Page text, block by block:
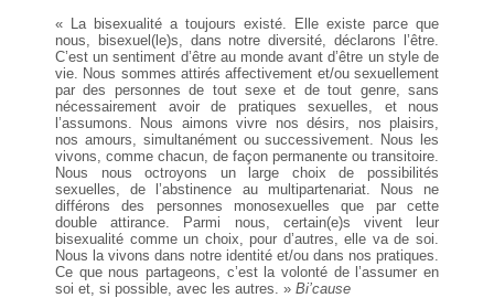
« La bisexualité a toujours existé. Elle existe parce que
nous, bisexuel(le)s, dans notre diversité, déclarons l’être.
C’est un sentiment d’être au monde avant d’être un stylede
vie. Nous sommes attirés affectivement et/ou sexuellement
par des personnes de tout sexe et de tout genre,
sans
nécessairement avoir de pratiques sexuelles, et nous
l’assumons. Nous aimons vivre nos désirs, nos plaisirs,
nos amours, simultanément ou successivement. Nous les
vivons, comme chacun, de façon permanente ou transitoire.
Nous nous octroyons un large choix de possibilités
sexuelles, de l’abstinence au multipartenariat. Nous ne
différons des personnes monosexuelles que par cette
double attirance. Parmi nous, certain(e)s vivent leur
bisexualité comme un choix, pour d’autres, elle va de soi.
Nous la vivons dans notre identité et/ou dans nos pratiques.
Ce que nous partageons, c’est la volonté de l’assumer en
soi et, si possible, avec les autres. » Bi’cause